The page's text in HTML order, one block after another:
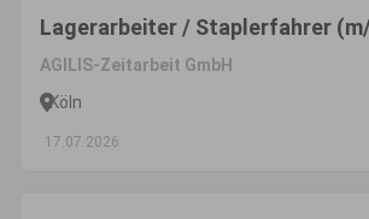
Lagerarbeiter / Staplerfahrer
AGILIS-Zeitarbeit GmbH
Köln
17.07.2026